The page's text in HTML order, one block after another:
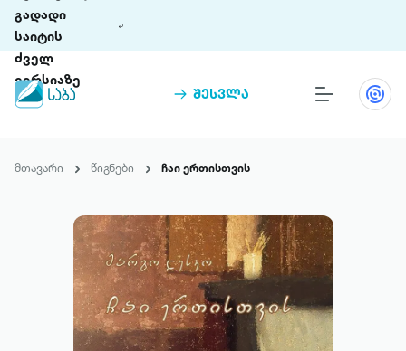
გადადი
საიტის
ძველ
ვერსიაზე
შესვლა
თინეთი 9 ციფრულ პლატფორმასა და 5
ჩვენ შესახებ
პაკეტები
მთავარი წიგნები ჩაი ერთისთვის